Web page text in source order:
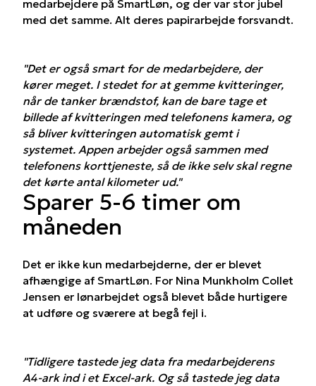
medarbejdere på SmartLøn, og der var stor jubel
med det samme. Alt deres papirarbejde forsvandt.
"Det er også smart for de medarbejdere, der
kører meget. I stedet for at gemme kvitteringer,
når de tanker brændstof, kan de bare tage et
billede af kvitteringen med telefonens kamera, og
så bliver kvitteringen automatisk gemt i
systemet. Appen arbejder også sammen med
telefonens korttjeneste, så de ikke selv skal regne
det kørte antal kilometer ud."
Sparer 5-6 timer om
måneden
Det er ikke kun medarbejderne, der er blevet
afhængige af SmartLøn. For Nina Munkholm Collet
Jensen er lønarbejdet også blevet både hurtigere
at udføre og sværere at begå fejl i.
"Tidligere tastede jeg data fra medarbejderens
A4-ark ind i et Excel-ark. Og så tastede jeg data